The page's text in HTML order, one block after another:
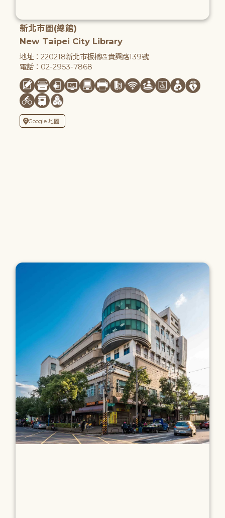
新北市圖(總館)
New Taipei City Library
地址：220218新北市板橋區貴興路139號
電話：02-2953-7868
Google 地圖